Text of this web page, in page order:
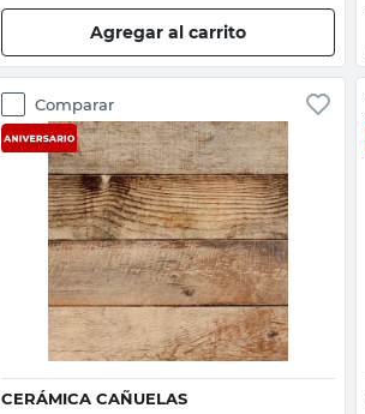
Agregar al carrito
Comparar
Vista rápida
CERÁMICA CAÑUELAS